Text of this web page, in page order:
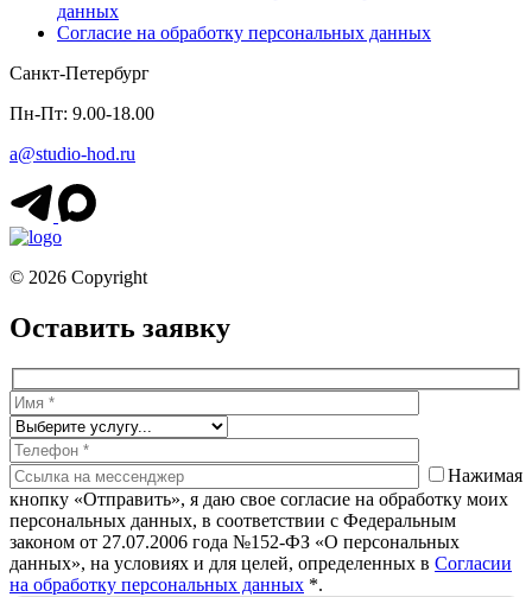
данных
Согласие на обработку персональных данных
Санкт-Петербург
Пн-Пт: 9.00-18.00
a@studio-hod.ru
© 2026 Copyright
Оставить заявку
Нажимая
кнопку «Отправить», я даю свое согласие на обработку моих
персональных данных, в соответствии с Федеральным
законом от 27.07.2006 года №152-ФЗ «О персональных
данных», на условиях и для целей, определенных в Согласии
на обработку персональных данных *.